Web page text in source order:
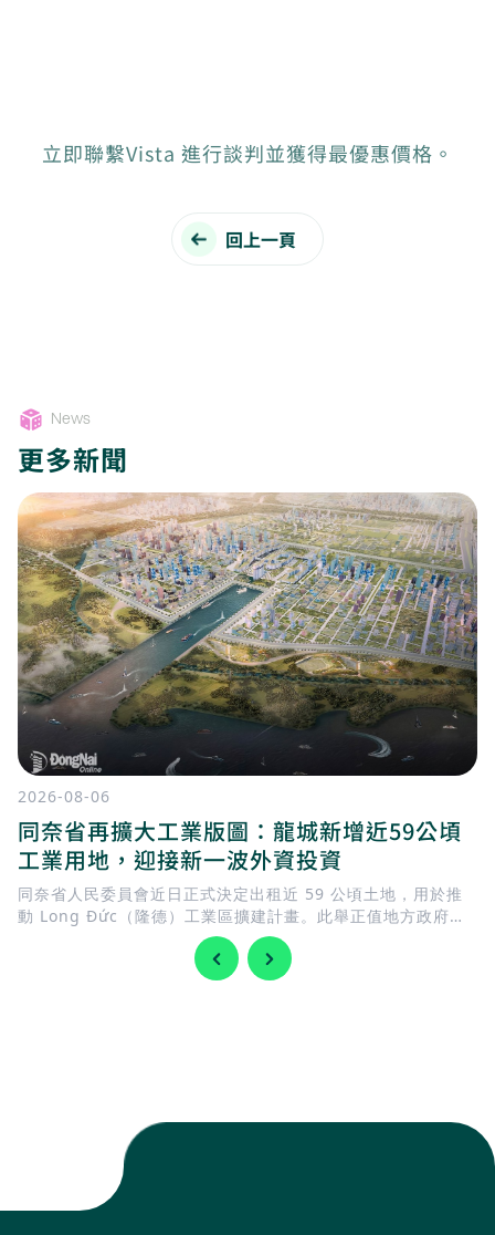
立即聯繫Vista 進行談判並獲得最優惠價格。
回上一頁
News
更多新聞
2026-08-06
同奈省再擴大工業版圖：龍城新增近59公頃
工業用地，迎接新一波外資投資
同奈省人民委員會近日正式決定出租近 59 公頃土地，用於推
動 Long Đức（隆德）工業區擴建計畫。此舉正值地方政府加
快完善基礎建設，迎接 隆城國際機場 即將投入營運，同時持續
擴充工業用地，以滿足國內外企業日益增加的投資需求。